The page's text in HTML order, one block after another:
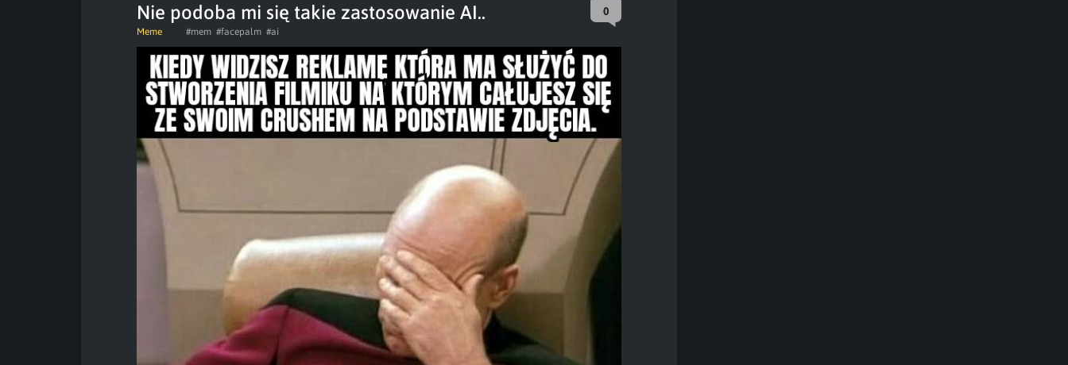
Nie podoba mi się takie zastosowanie AI.. 0
Meme #mem #facepalm #ai